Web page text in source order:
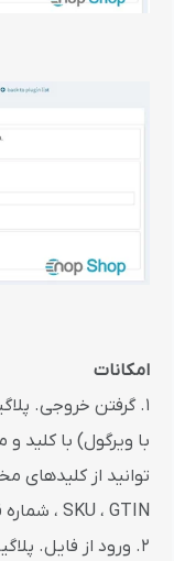
امکانات
با ویرگول) با
SKU ، GTIN ، شماره قطعه تولیدکننده) استفاده کنید.
2. ورود از فایل.